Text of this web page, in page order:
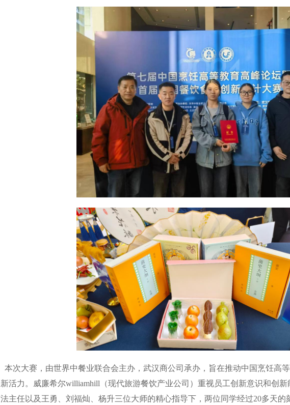
本次大赛，由世界中餐业联合会主办，武汉商公司承办，旨在推动中国烹饪高
活力。威廉希尔williamhill（现代旅游餐饮产业公司）重视员工创新意识和创新
主任以及王勇、刘福灿、杨升三位大师的精心指导下，两位同学经过20多天的